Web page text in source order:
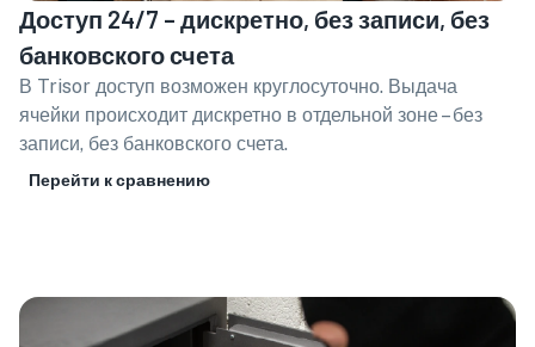
Доступ 24/7 – дискретно, без записи, без
банковского счета
В Trisor доступ возможен круглосуточно. Выдача
ячейки происходит дискретно в отдельной зоне – без
записи, без банковского счета.
Перейти к сравнению